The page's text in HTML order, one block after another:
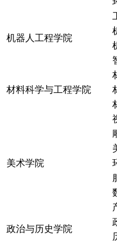
机器人工程学院
材料科学与工程学院
美术学院
政治与历史学院